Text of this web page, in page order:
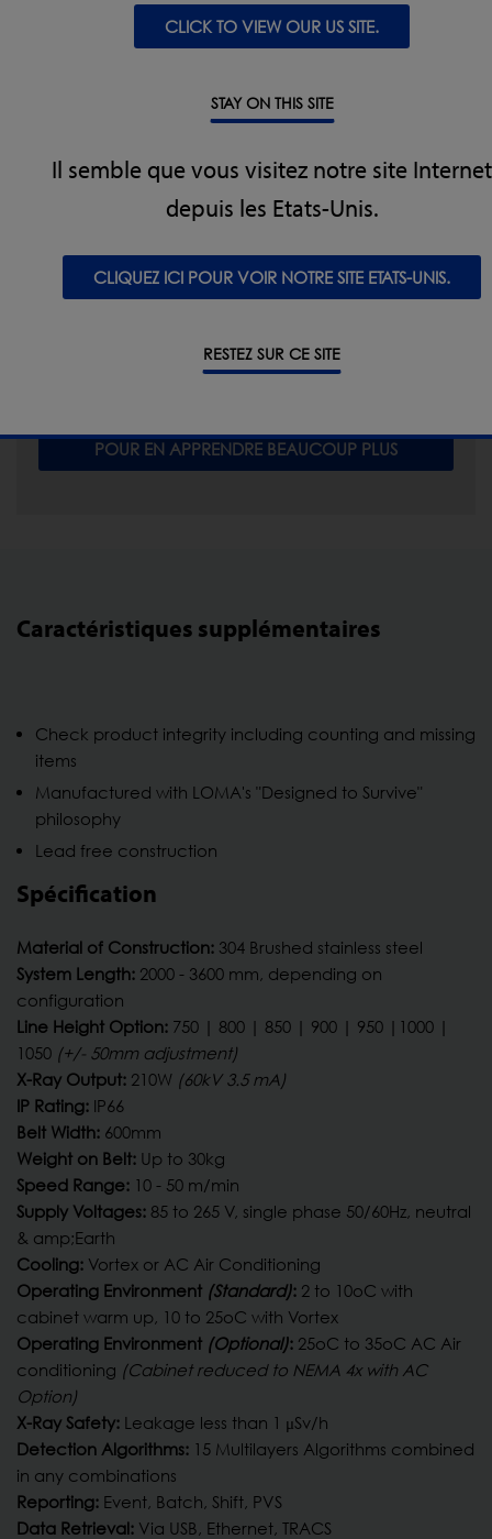
CLICK TO VIEW OUR US SITE.
STAY ON THIS SITE
Il semble que vous visitez notre site Internet
depuis les Etats-Unis.
CLIQUEZ ICI POUR VOIR NOTRE SITE ETATS-UNIS.
RESTEZ SUR CE SITE
X5-Pack-Curtainless-X-ray
Vous souhaitez en apprendre davantage sur
Quels en sont les avantages ?
POUR EN APPRENDRE BEAUCOUP PLUS
Caractéristiques supplémentaires
Check product integrity including counting and missing
items
Manufactured with LOMA's "Designed to Survive"
philosophy
Lead free construction
Spécification
Material of Construction: 304 Brushed stainless steel
System Length: 2000 - 3600 mm, depending on
configuration
Line Height Option: 750 | 800 | 850 | 900 | 950 |1000 |
1050 (+/- 50mm adjustment)
X-Ray Output: 210W (60kV 3.5 mA)
IP Rating: IP66
Belt Width: 600mm
Weight on Belt: Up to 30kg
Speed Range: 10 - 50 m/min
Supply Voltages: 85 to 265 V, single phase 50/60Hz, neutral
& amp;Earth
Cooling: Vortex or AC Air Conditioning
Operating Environment (Standard): 2 to 10oC with
cabinet warm up, 10 to 25oC with Vortex
Operating Environment (Optional): 25oC to 35oC AC Air
conditioning (Cabinet reduced to NEMA 4x with AC
Option)
X-Ray Safety: Leakage less than 1 μSv/h
Detection Algorithms: 15 Multilayers Algorithms combined
in any combinations
Reporting: Event, Batch, Shift, PVS
Data Retrieval: Via USB, Ethernet, TRACS